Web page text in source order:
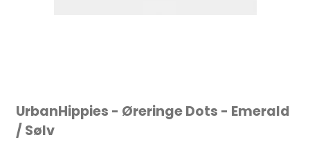
UrbanHippies - Øreringe Dots - Emerald
/ Sølv